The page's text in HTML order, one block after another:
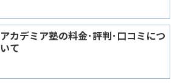
アカデミア塾の料金･評判･口コミにつ
いて